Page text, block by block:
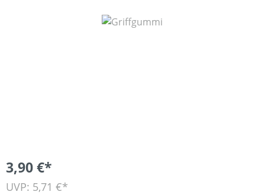
Bildergalerie überspringen
3,90 €*
UVP: 5,71 €*